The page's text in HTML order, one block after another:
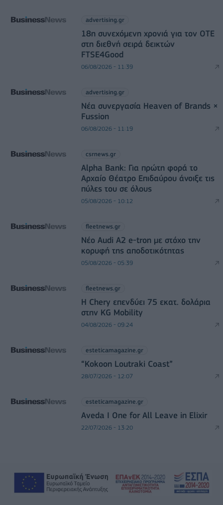
advertising.gr
18η συνεχόμενη χρονιά για τον ΟΤΕ
στη διεθνή σειρά δεικτών
FTSE4Good
06/08/2026 - 11:39
advertising.gr
Νέα συνεργασία Heaven of Brands ×
Fussion
06/08/2026 - 11:19
csrnews.gr
Alpha Bank: Για πρώτη φορά το
Αρχαίο Θέατρο Επιδαύρου άνοιξε τις
πύλες του σε όλους
05/08/2026 - 10:12
fleetnews.gr
Νέο Audi A2 e-tron με στόχο την
κορυφή της αποδοτικότητας
05/08/2026 - 05:39
fleetnews.gr
Η Chery επενδύει 75 εκατ. δολάρια
στην KG Mobility
04/08/2026 - 09:24
esteticamagazine.gr
“Kokoon Loutraki Coast”
28/07/2026 - 12:07
esteticamagazine.gr
Aveda I One for All Leave in Elixir
22/07/2026 - 13:20